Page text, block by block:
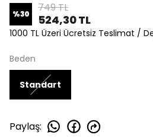
%30 749 TL
524,30 TL
1000 TL Üzeri Ücretsiz Teslimat /
Beden
Standart
Paylaş: